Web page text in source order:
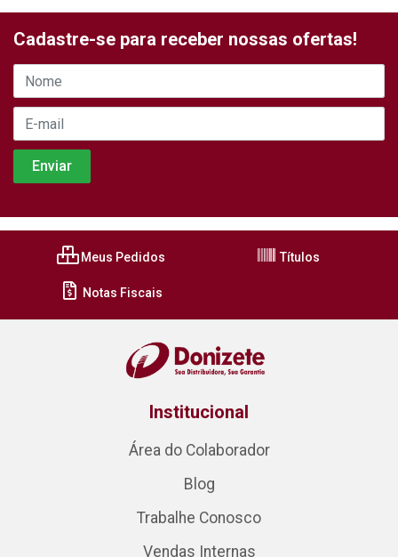
Cadastre-se para receber nossas ofertas!
Meus Pedidos Títulos
Notas Fiscais
Institucional
Área do Colaborador
Blog
Trabalhe Conosco
Vendas Internas